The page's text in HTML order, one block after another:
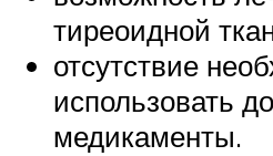
тиреоидной
отсутствие
использовать
медикаменты.